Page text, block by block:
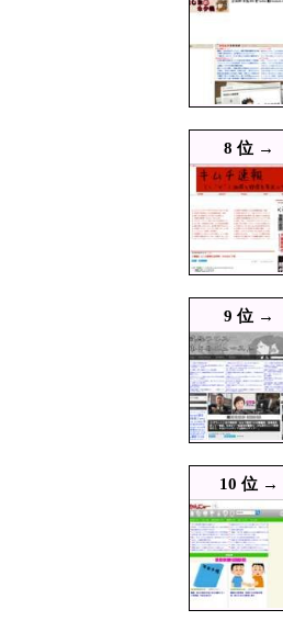
08/07 16:10
08/07 16:09
08/07 16:05
08/07 16:00
08/07 16:00
08/07 16:00
08/07 15:55
08/07 15:41
08/07 15:35
08/07 15:31
08/07 15:20
08/07 15:10
08/07 15:10
08/07 15:09
08/07 15:08
8 位 →
9 位 →
10 位 →